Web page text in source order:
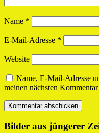
Name *
E-Mail-Adresse *
Website
Name, E-Mail-Adresse
meinen nächsten
Bilder aus jüngerer